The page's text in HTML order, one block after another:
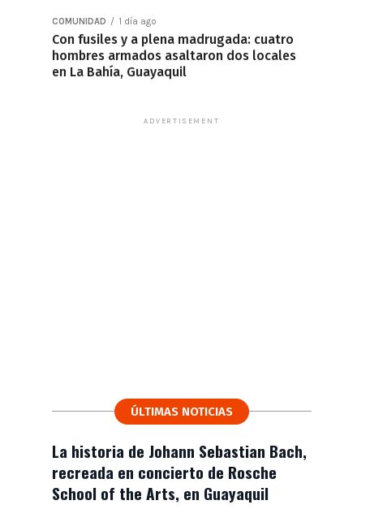
COMUNIDAD 1 día ago
Con fusiles y a plena madrugada: cuatro
hombres armados asaltaron dos locales
en La Bahía, Guayaquil
ADVERTISEMENT
ÚLTIMAS NOTICIAS
La historia de Johann Sebastian Bach,
recreada en concierto de Rosche
School of the Arts, en Guayaquil